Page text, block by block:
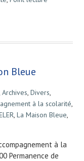
Bleue
Archives, Divers,
à la scolarité,
, La Maison Bleue,
à la
Permanence de